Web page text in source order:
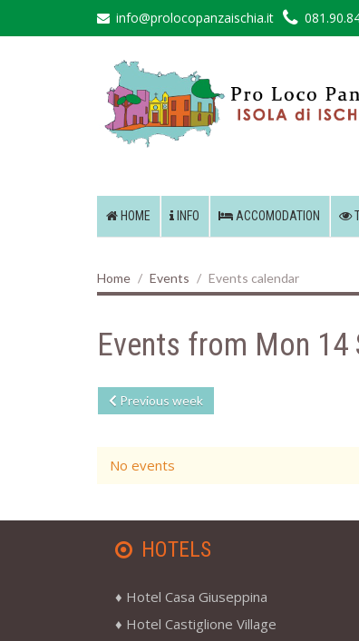
info@prolocopanzaischia.it
HOME INFO ACCOMODATION
Home Events Events calendar
Events from Mon 14
Previous week
No events
HOTELS
Hotel Casa Giuseppina
Hotel Castiglione Village